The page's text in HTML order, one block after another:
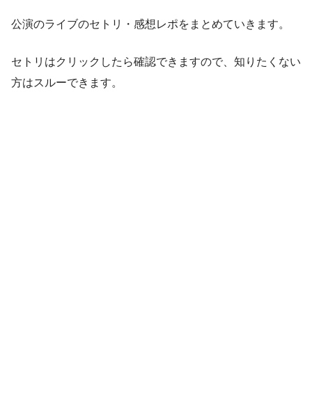
公演のライブのセトリ・感想レポをまとめていきます。
セトリはクリックしたら確認できますので、知りたくない
方はスルーできます。